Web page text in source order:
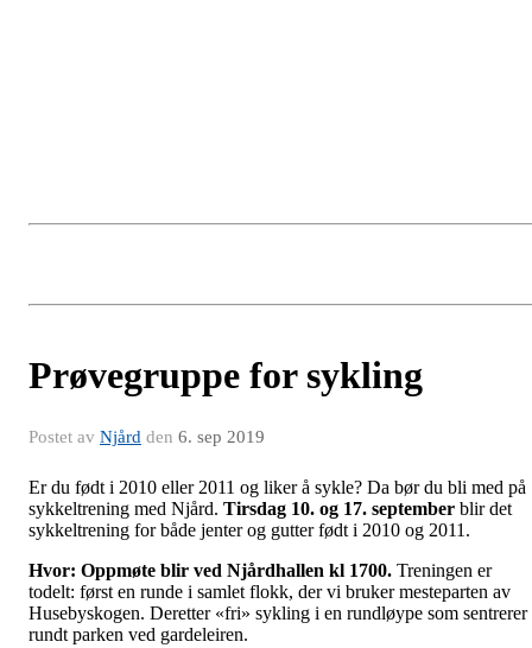
Prøvegruppe for sykling
Postet av Njård den 6. sep 2019
Er du født i 2010 eller 2011 og liker å sykle? Da bør du bli med på
sykkeltrening med Njård. Tirsdag 10. og 17. september blir det
sykkeltrening for både jenter og gutter født i 2010 og 2011.
Hvor: Oppmøte blir ved Njårdhallen kl 1700. Treningen er
todelt: først en runde i samlet flokk, der vi bruker mesteparten av
Husebyskogen. Deretter «fri» sykling i en rundløype som sentrerer
rundt parken ved gardeleiren.